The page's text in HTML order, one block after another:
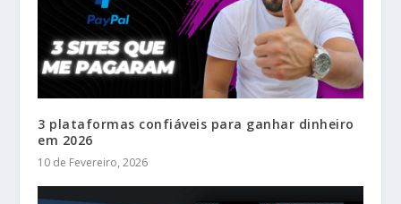
3 plataformas confiáveis para ganhar dinheiro
em 2026
10 de Fevereiro, 2026